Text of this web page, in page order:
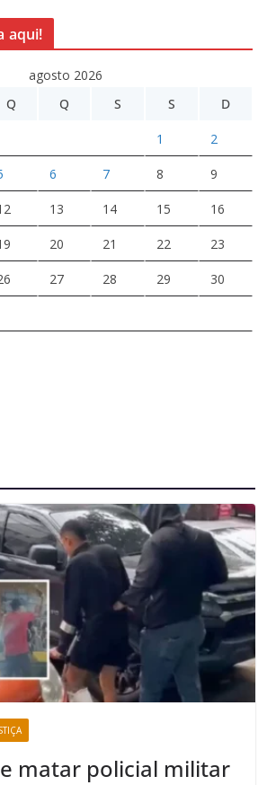
aqui!
agosto 2026
Q Q S S D
1 2
6 7 8 9
13 14 15 16
20 21 22 23
27 28 29 30
matar policial militar